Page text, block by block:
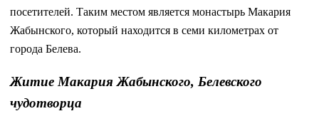
посетителей. Таким местом является монастырь Макария
Жабынского, который находится в семи километрах от
города Белева.
Житие Макария Жабынского, Белевского
чудотворца